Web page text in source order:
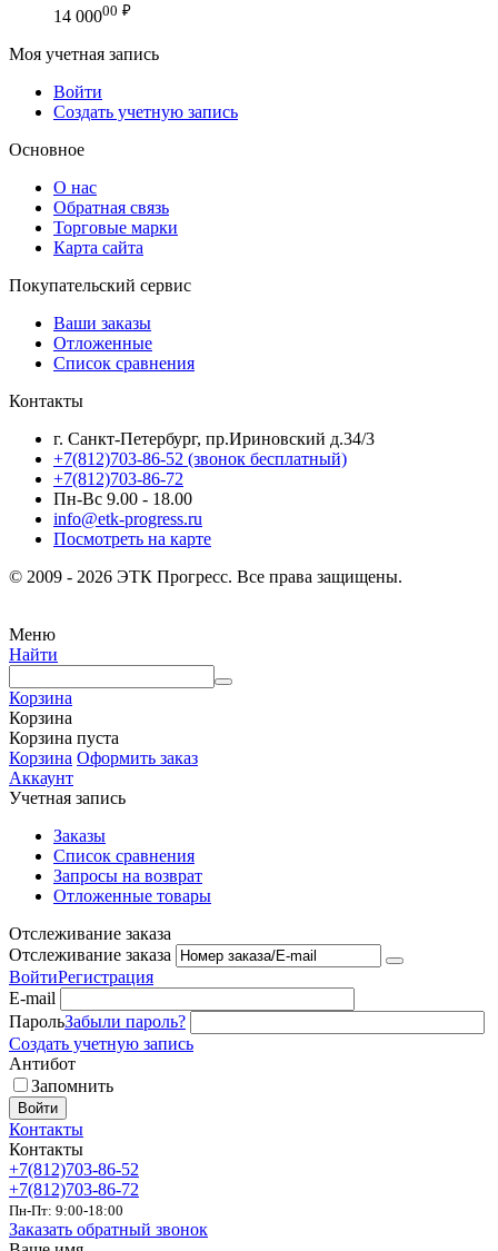
14 00000 ₽
Моя учетная запись
Войти
Создать учетную запись
Основное
О нас
Обратная связь
Торговые марки
Карта сайта
Покупательский сервис
Ваши заказы
Отложенные
Список сравнения
Контакты
г. Санкт-Петербург, пр.Ириновский д.34/3
+7(812)703-86-52 (звонок бесплатный)
+7(812)703-86-72
Пн-Вс 9.00 - 18.00
info@etk-progress.ru
Посмотреть на карте
© 2009 - 2026 ЭТК Прогресс. Все права защищены.
Меню
Найти
Корзина
Корзина
Корзина пуста
Корзина Оформить заказ
Аккаунт
Учетная запись
Заказы
Список сравнения
Запросы на возврат
Отложенные товары
Отслеживание заказа
Отслеживание заказа
ВойтиРегистрация
E-mail
ПарольЗабыли пароль?
Создать учетную запись
Антибот
Запомнить
Войти
Контакты
Контакты
+7(812)703-86-52
+7(812)703-86-72
Пн-Пт: 9:00-18:00
Заказать обратный звонок